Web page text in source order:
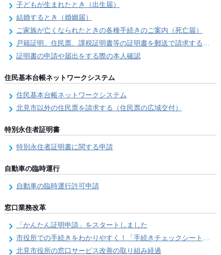
子どもが生まれたとき（出生届）
結婚するとき（婚姻届）
ご家族が亡くなられたときの各種手続きのご案内（死亡届）
戸籍証明、住民票、課税証明書等の証明書を郵送で請求する際の本人確認
証明書の申請や届出をする際の本人確認
住民基本台帳ネットワークシステム
住民基本台帳ネットワークシステム
北見市以外の住民票を請求する（住民票の広域交付）
特別永住者証明書
特別永住者証明書に関する申請
自動車の臨時運行
自動車の臨時運行許可申請
窓口業務改革
「かんたん証明申請」をスタートしました
市役所での手続きをわかりやすく！「手続きチェックシート」を導入しました
北見市役所の窓口サービス改善の取り組み経過